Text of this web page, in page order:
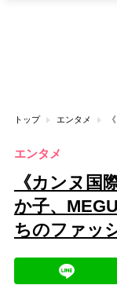
トップ エンタメ
エンタメ
《カンヌ国
か子、
ちのファッ